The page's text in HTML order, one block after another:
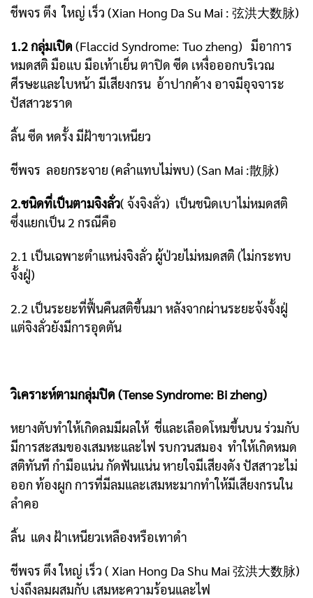
ชีพจร ตึง ใหญ่ เร็ว (Xian Hong Da Su Mai : 弦洪大数脉)
1.2 กลุ่มเปิด (Flaccid Syndrome: Tuo zheng) มีอาการ
หมดสติ มือแบ มือเท้าเย็นตาปิด ซีด เหงื่อออกบริเวณ
ศีรษะและใบหน้า มีเสียงกรน อ้าปากค้าง อาจมีอุจจาระ
ปัสสาวะราด
ลิ้น ซีด หดรั้ง มีฝ้าขาวเหนียว
ชีพจร ลอยกระจาย (คลำแทบไม่พบ) (San Mai :散脉)
2.ชนิดที่เป็นตามจิงลั่ว( จ้งจิงลั่ว) เป็นชนิดเบาไม่หมดสติ
ซึ่งแยกเป็น 2 กรณีคือ
2.1 เป็นเฉพาะตำแหน่งจิงลั่ว ผู้ป่วยไม่หมดสติ (ไม่กระทบ
จั้งฝู่)
2.2 เป็นระยะที่ฟื้นคืนสติขึ้นมา หลังจากผ่านระยะจ้งจั้งฝู่
แต่จิงลั่วยังมีการอุดตัน
วิเคราะห์ตามกลุ่มปิด (Tense Syndrome: Bi zheng)
หยางตับทำให้เกิดลมมีผลให้ ชี่และเลือดโหมขึ้นบน ร่วมกับ
มีการสะสมของเสมหะและไฟ รบกวนสมอง ทำให้เกิดหมด
สติทันที กำมือแน่น กัดฟันแน่น หายใจมีเสียงดัง ปัสสาวะไม่
ออก ท้องผูก การที่มีลมและเสมหะมากทำให้มีเสียงกรนใน
ลำคอ
ลิ้น แดง ฝ้าเหนียวเหลืองหรือเทาดำ
ชีพจร ตึง ใหญ่ เร็ว ( Xian Hong Da Shu Mai 弦洪大数脉)
บ่งถึงลมผสมกับ เสมหะความร้อนและไฟ